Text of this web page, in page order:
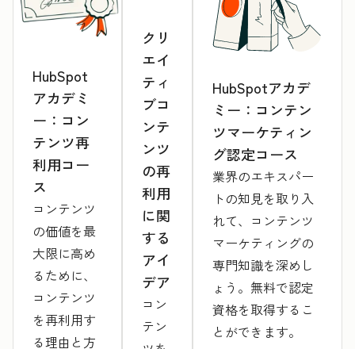
HubSpot
アカデミ
ー：コン
テンツ再
利用コー
ス
コンテンツ
の価値を最
大限に高め
るために、
コンテンツ
を再利用す
る理由と方
クリ
エイ
ティ
ブコ
ンテ
ンツ
の再
利用
に関
する
アイ
デア
コン
テン
HubSpotアカデ
ミー：コンテン
ツマーケティン
グ認定コース
業界のエキスパー
トの知見を取り入
れて、コンテンツ
マーケティングの
専門知識を深めし
ょう。無料で認定
資格を取得するこ
とができます。